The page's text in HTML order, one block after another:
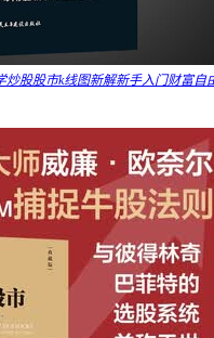
炒股股市k线图新解新手入门财富自